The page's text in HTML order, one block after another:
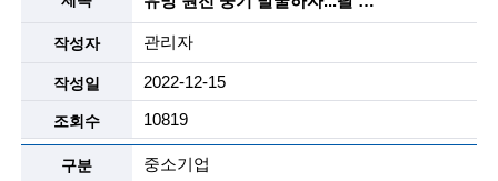
o
r
a
d
관리자
2022-12-15
10819
중소기업